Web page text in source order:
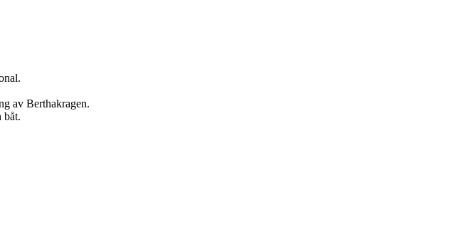
av Berthakragen.
båt.